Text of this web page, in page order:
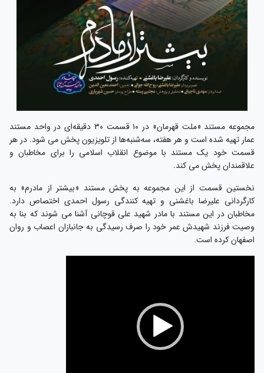
مجموعه مستند «ملت قهرمان» در ۱۰ قسمت ۳۰ دقیقه‌ای در واحد مستند
عمار تهیه شده است و هر هفته، سه‌شنبه‌ها از تلویزیون پخش می شود. در هر
قسمت خود یک مستند با موضوع انقلاب اسلامی را برای مخاطبان و
علاقمندان پخش می کند.
نخستین قسمت از این مجموعه به پخش مستند «بیشتر از مادرم» به
کارگردانی علیرضا باغشنی و تهیه کنندگی رسول احمدی اختصاص دارد.
مخاطبان در این مستند با مادر شهید علی قوچانی آشنا می شوند که بنا به
وصیت فرزند شهیدش عمر خود را صرف رسیدگی به جانبازان اعصاب و روان
اصفهان کرده است.